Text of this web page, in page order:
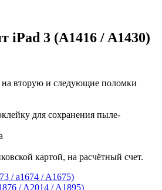
iPad 3 (A1416 / A1430)
на вторую и следующие поломки
для сохранения пыле-
картой, на расчётный счет.
/ a1674 / A1675)
/ A2014 / A1895)